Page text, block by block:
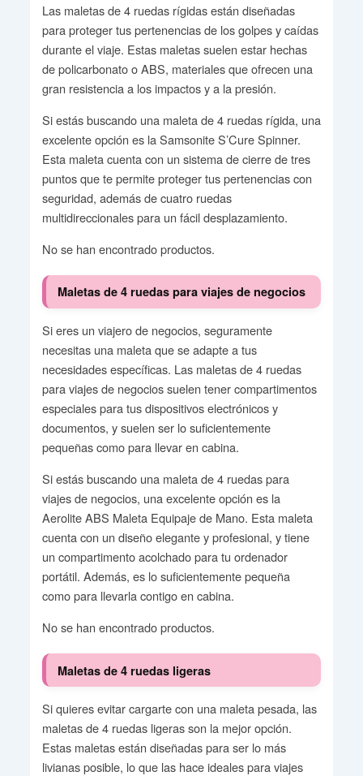
Las maletas de 4 ruedas rígidas están diseñadas
para proteger tus pertenencias de los golpes y caídas
durante el viaje. Estas maletas suelen estar hechas
de policarbonato o ABS, materiales que ofrecen una
gran resistencia a los impactos y a la presión.
Si estás buscando una maleta de 4 ruedas rígida, una
excelente opción es la Samsonite S’Cure Spinner.
Esta maleta cuenta con un sistema de cierre de tres
puntos que te permite proteger tus pertenencias con
seguridad, además de cuatro ruedas
multidireccionales para un fácil desplazamiento.
No se han encontrado productos.
Maletas de 4 ruedas para viajes de negocios
Si eres un viajero de negocios, seguramente
necesitas una maleta que se adapte a tus
necesidades específicas. Las maletas de 4 ruedas
para viajes de negocios suelen tener compartimentos
especiales para tus dispositivos electrónicos y
documentos, y suelen ser lo suficientemente
pequeñas como para llevar en cabina.
Si estás buscando una maleta de 4 ruedas para
viajes de negocios, una excelente opción es la
Aerolite ABS Maleta Equipaje de Mano. Esta maleta
cuenta con un diseño elegante y profesional, y tiene
un compartimento acolchado para tu ordenador
portátil. Además, es lo suficientemente pequeña
como para llevarla contigo en cabina.
No se han encontrado productos.
Maletas de 4 ruedas ligeras
Si quieres evitar cargarte con una maleta pesada, las
maletas de 4 ruedas ligeras son la mejor opción.
Estas maletas están diseñadas para ser lo más
livianas posible, lo que las hace ideales para viajes